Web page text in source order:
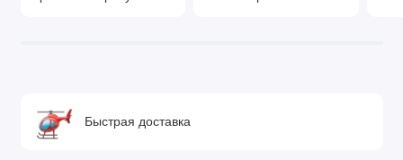
Быстрая доставка